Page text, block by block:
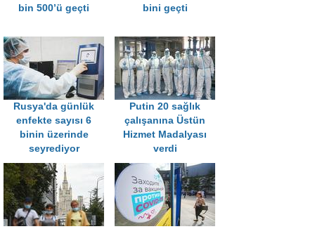
bin 500’ü geçti
bini geçti
Rusya'da günlük
enfekte sayısı 6
binin üzerinde
seyrediyor
Putin 20 sağlık
çalışanına Üstün
Hizmet Madalyası
verdi